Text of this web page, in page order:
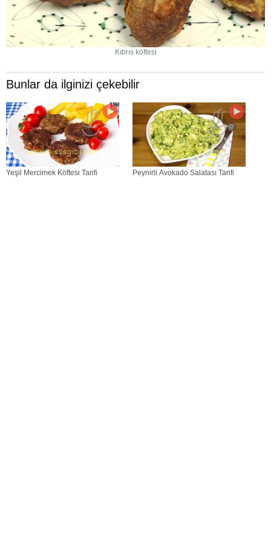
Kıbrıs köftesi
Bunlar da ilginizi çekebilir
Yeşil Mercimek Köftesi Tarifi Peynirli Avokado Salatası Tarifi